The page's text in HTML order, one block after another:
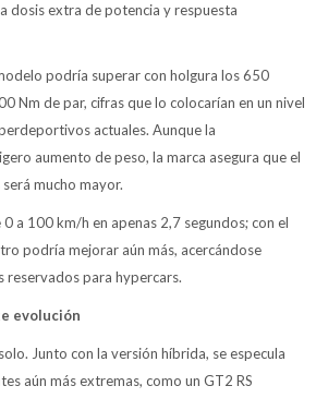
dosis extra de potencia y respuesta
podría superar con holgura los 650
Nm de par, cifras que lo colocarían en un nivel
actuales. Aunque la
aumento de peso, la marca asegura que el
mucho mayor.
a 100 km/h en apenas 2,7 segundos; con el
podría mejorar aún más, acercándose
reservados para hypercars.
evolución
Junto con la versión híbrida, se especula
aún más extremas, como un GT2 RS